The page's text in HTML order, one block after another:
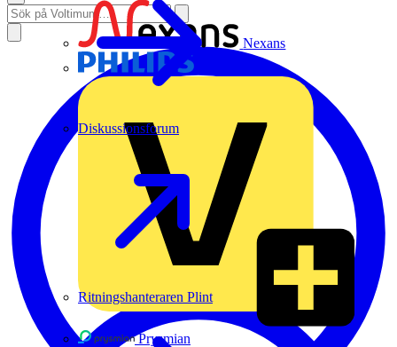
Nexans
Prysmian
Diskussionsforum
Ritningshanteraren Plint